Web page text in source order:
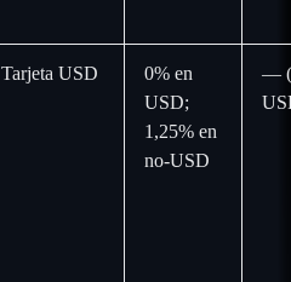
Tarjeta USD
0% en
USD;
1,25% en
no-USD
—